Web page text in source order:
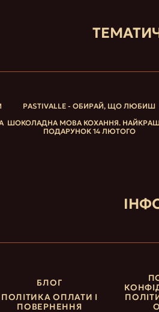
PASTIVALLE - ОБИРАЙ, ЩО ЛЮБИШ
ШОКОЛАДНА МОВА КОХАННЯ.
ПОДАРУНОК 14 ЛЮТОГО
БЛОГ
ПОЛІТИКА ОПЛАТИ І
ПОВЕРНЕННЯ